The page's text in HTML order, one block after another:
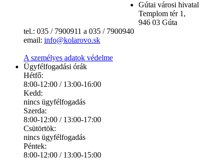
Gútai városi hivatal
Templom tér 1,
946 03 Gúta
tel.: 035 / 7900911 a 035 / 7900940
email: info@kolarovo.sk
A személyes adatok védelme
Ügyfélfogadási órák
Hétfő:
8:00-12:00 / 13:00-16:00
Kedd:
nincs ügyfélfogadás
Szerda:
8:00-12:00 / 13:00-17:00
Csütörtök:
nincs ügyfélfogadás
Péntek:
8:00-12:00 / 13:00-15:00